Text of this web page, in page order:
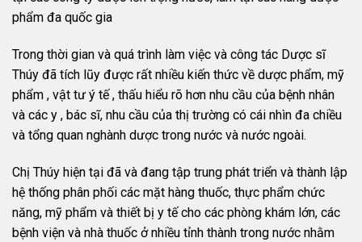
phẩm đa quốc gia
Trong thời gian và quá trình làm việc và công tác Dược sĩ
Thúy đã tích lũy được rất nhiều kiến thức về dược phẩm, mỹ
phẩm , vật tư ý tế , thấu hiểu rõ hơn nhu cầu của bệnh nhân
và các y , bác sĩ, nhu cầu của thị trường có cái nhìn đa chiều
và tổng quan nghành dược trong nước và nước ngoài.
Chị Thúy hiện tại đã và đang tập trung phát triển và thành lập
hệ thống phân phối các mặt hàng thuốc, thực phẩm chức
năng, mỹ phẩm và thiết bị y tế cho các phòng khám lớn, các
bệnh viện và nhà thuốc ở nhiều tỉnh thành trong nước nhằm